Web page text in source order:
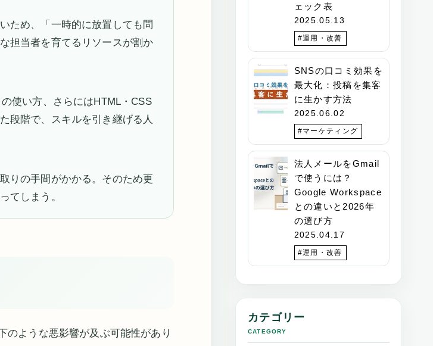
ため、「一時的に放置しても問
担当者を育てるリソースが割か
使い方、さらにはHTML・CSS
段階で、スキルを引き継げる人
りの手間がかかる。そのため更
てしまう。
のような悪影響が及ぶ可能性があり
ェック表
2025.05.13
#運用・改善
SNSの口コミ効果を
最大化：投稿を集客
に生かす方法
2025.06.02
#マーケティング
法人メールをGmail
で使うには？
Google Workspace
との違いと2026年
の選び方
2025.04.17
#運用・改善
カテゴリー
CATEGORY